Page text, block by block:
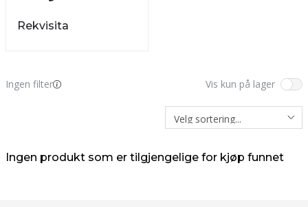
Rekvisita
Ingen filter Vis kun på lager
Ingen produkt som er tilgjengelige for kjøp funnet